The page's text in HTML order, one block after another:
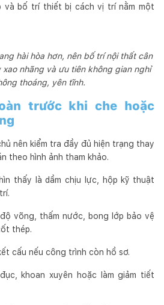
bố trí thiết bị cách vị trí nằm một
hài hòa hơn, nên bố trí nội thất cân
nhãng và ưu tiên không gian nghỉ
thoáng, yên tĩnh.
trước khi che hoặc
nên kiểm tra đầy đủ hiện trạng thay
theo hình ảnh tham khảo.
thấy là dầm chịu lực, hộp kỹ thuật
võng, thấm nước, bong lớp bảo vệ
thép.
cấu nếu công trình còn hồ sơ.
khoan xuyên hoặc làm giảm tiết